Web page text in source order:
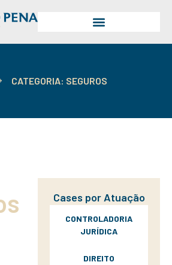
CATEGORIA: SEGUROS
Cases por Atuação
CONTROLADORIA
JURÍDICA
DIREITO